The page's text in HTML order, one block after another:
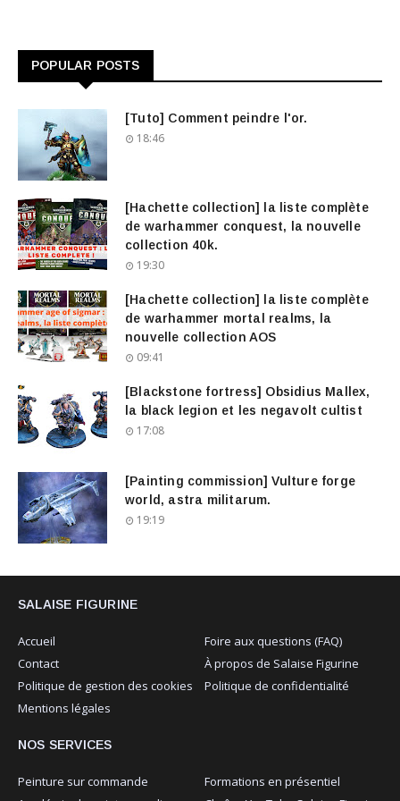
POPULAR POSTS
[Tuto] Comment peindre l'or.
18:46
[Hachette collection] la liste complète
de warhammer conquest, la nouvelle
collection 40k.
19:30
[Hachette collection] la liste complète
de warhammer mortal realms, la
nouvelle collection AOS
09:41
[Blackstone fortress] Obsidius Mallex,
la black legion et les negavolt cultist
17:08
[Painting commission] Vulture forge
world, astra militarum.
19:19
SALAISE FIGURINE
Accueil
Foire aux questions (FAQ)
Contact
À propos de Salaise Figurine
Politique de gestion des cookies
Politique de confidentialité
Mentions légales
NOS SERVICES
Peinture sur commande
Formations en présentiel